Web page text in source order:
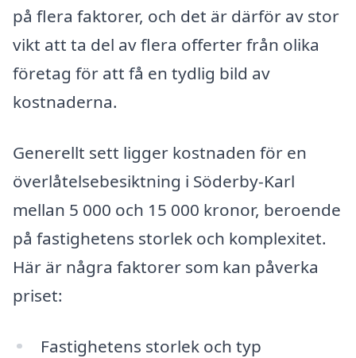
på flera faktorer, och det är därför av stor
vikt att ta del av flera offerter från olika
företag för att få en tydlig bild av
kostnaderna.
Generellt sett ligger kostnaden för en
överlåtelsebesiktning i Söderby-Karl
mellan 5 000 och 15 000 kronor, beroende
på fastighetens storlek och komplexitet.
Här är några faktorer som kan påverka
priset:
Fastighetens storlek och typ